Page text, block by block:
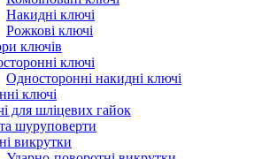
Накидні ключі
Рожкові ключі
ключів
ключі
Односторонні накидні ключі
ключі
для шліцевих гайок
шуруповерти
викрутки